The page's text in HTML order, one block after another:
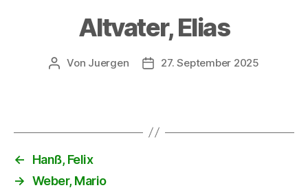
Altvater, Elias
Beitragsautor
Von Juergen Beitragsdatum
27. September 2025
←
Hanß, Felix
→ Weber, Mario